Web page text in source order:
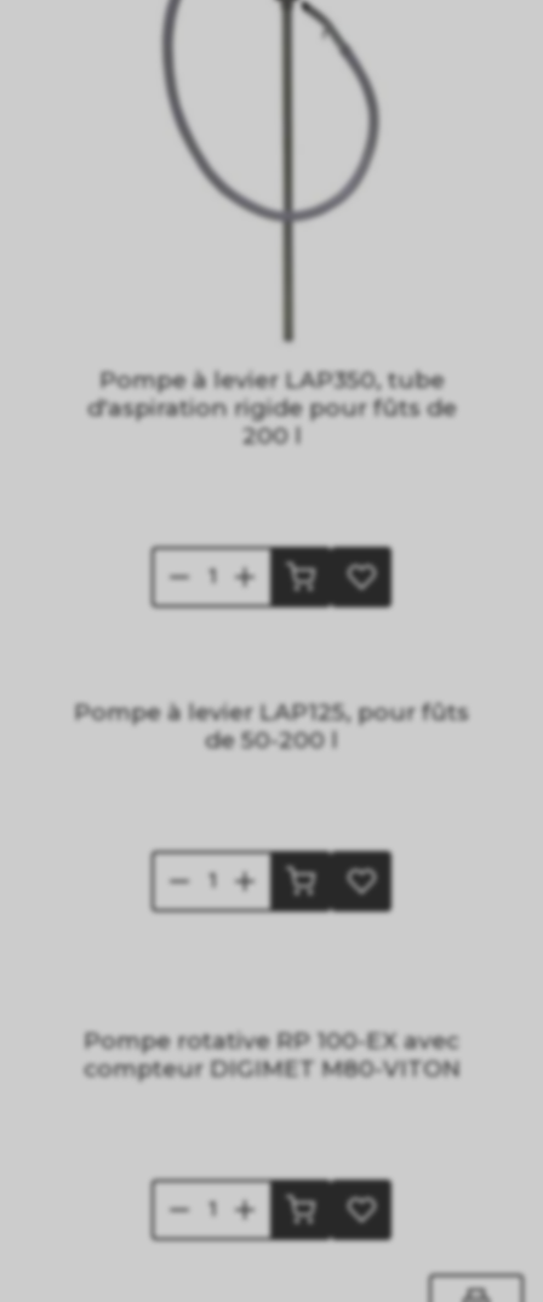
Pompe à levier LAP350, tube
d'aspiration rigide pour fûts de
200 l
Pompe à levier LAP125, pour fûts
de 50-200 l
Pompe rotative RP 100-EX avec
compteur DIGIMET M80-VITON